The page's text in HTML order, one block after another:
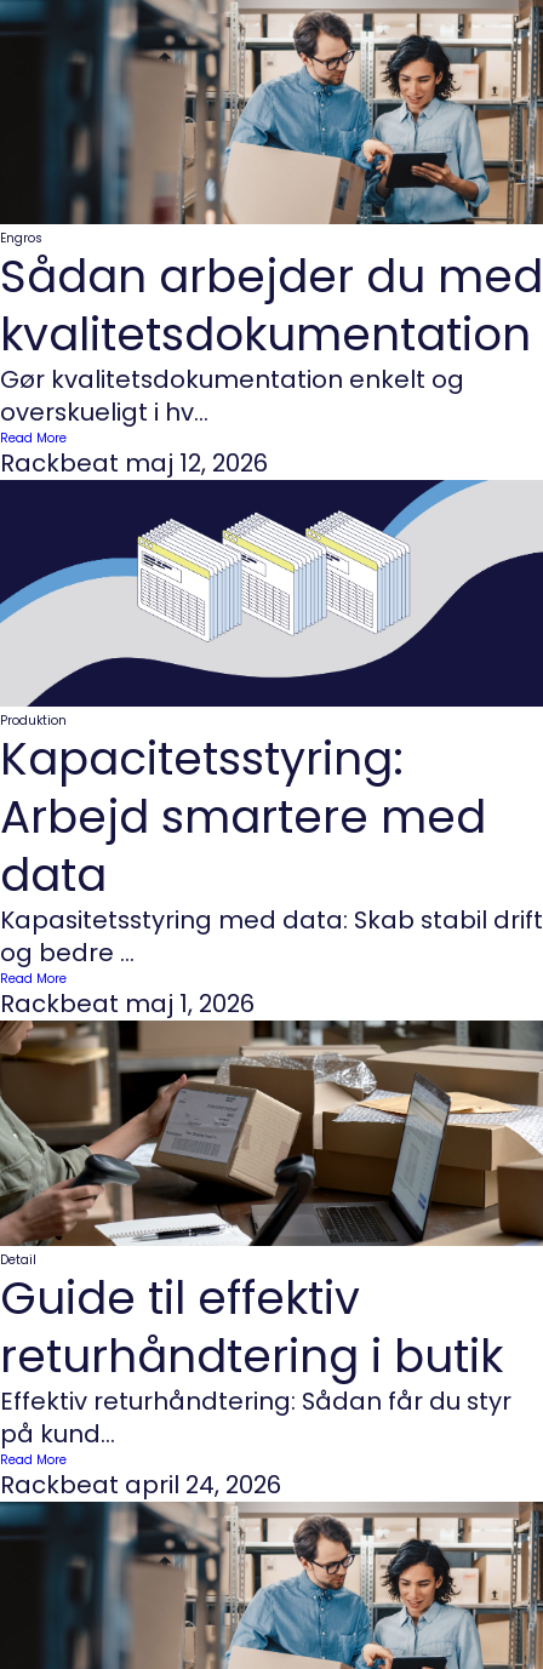
Engros
Sådan arbejder du med
kvalitetsdokumentation
Gør kvalitetsdokumentation enkelt og
overskueligt i hv...
Read More
Rackbeat maj 12, 2026
Produktion
Kapacitetsstyring:
Arbejd smartere med
data
Kapasitetsstyring med data: Skab stabil drift
og bedre ...
Read More
Rackbeat maj 1, 2026
Detail
Guide til effektiv
returhåndtering i butik
Effektiv returhåndtering: Sådan får du styr
på kund...
Read More
Rackbeat april 24, 2026